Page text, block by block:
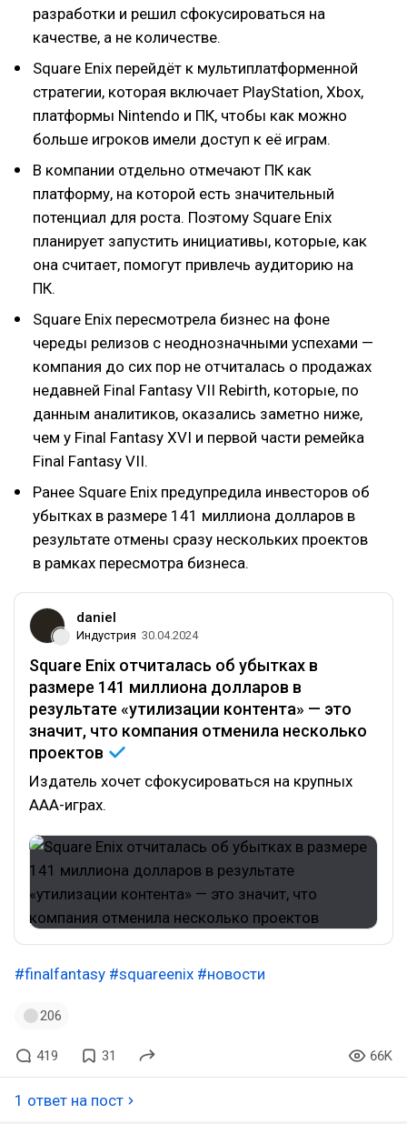
разработки и решил сфокусироваться на
качестве, а не количестве.
Square Enix перейдёт к мультиплатформенной
стратегии, которая включает PlayStation, Xbox,
платформы Nintendo и ПК, чтобы как можно
больше игроков имели доступ к её играм.
В компании отдельно отмечают ПК как
платформу, на которой есть значительный
потенциал для роста. Поэтому Square Enix
планирует запустить инициативы, которые, как
она считает, помогут привлечь аудиторию на
ПК.
Square Enix пересмотрела бизнес на фоне
череды релизов с неоднозначными успехами —
компания до сих пор не отчиталась о продажах
недавней Final Fantasy VII Rebirth, которые, по
данным аналитиков, оказались заметно ниже,
чем у Final Fantasy XVI и первой части ремейка
Final Fantasy VII.
Ранее Square Enix предупредила инвесторов об
убытках в размере 141 миллиона долларов в
результате отмены сразу нескольких проектов
в рамках пересмотра бизнеса.
daniel
Индустрия 30.04.2024
Square Enix отчиталась об убытках в
размере 141 миллиона долларов в
результате «утилизации контента» — это
значит, что компания отменила несколько
проектов
Издатель хочет сфокусироваться на крупных
ААА-играх.
#finalfantasy #squareenix #новости
206
419 31 66K
1 ответ на пост